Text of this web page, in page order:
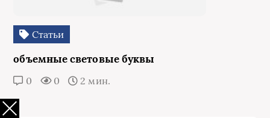
Статьи
объемные световые буквы
0 0 2 мин.